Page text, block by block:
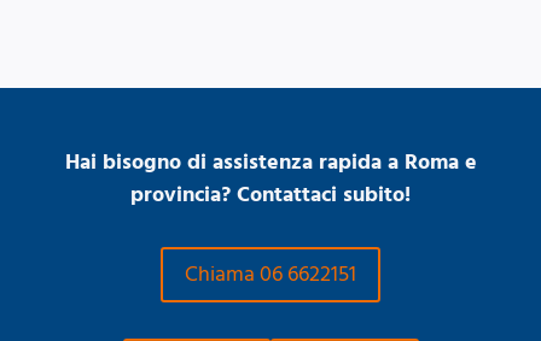
Hai bisogno di assistenza rapida a Roma e
provincia? Contattaci subito!
Chiama 06 6622151